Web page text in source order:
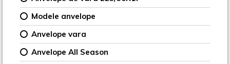
Modele anvelope
Anvelope vara
Anvelope All Season